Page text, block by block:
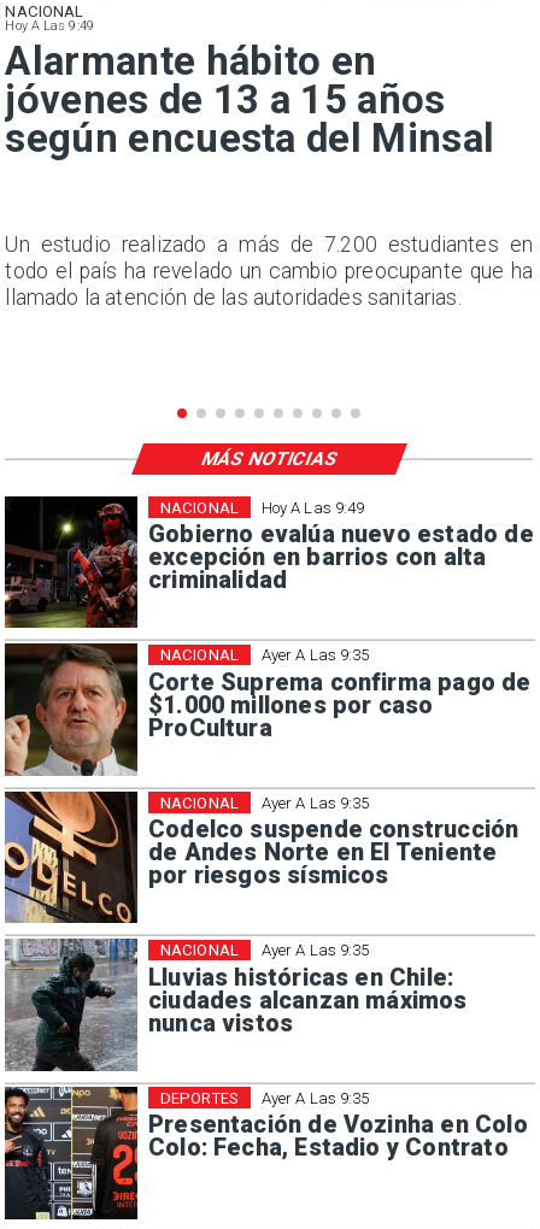
NACIONAL
Hoy A Las 9:49
Alarmante hábito en
jóvenes de 13 a 15 años
según encuesta del Minsal
Un estudio realizado a más de 7.200 estudiantes en
todo el país ha revelado un cambio preocupante que ha
llamado la atención de las autoridades sanitarias.
Hoy A Las 9:49
Gobierno evalúa nuevo estado de
excepción en barrios con alta
criminalidad
NACIONAL
Ayer A Las 9:35
Corte Suprema confirma pago de
$1.000 millones por caso
ProCultura
NACIONAL
Ayer A Las 9:35
Codelco suspende construcción
de Andes Norte en El Teniente
por riesgos sísmicos
NACIONAL
Ayer A Las 9:35
Lluvias históricas en Chile:
ciudades alcanzan máximos
nunca vistos
NACIONAL
Ayer A Las 9:35
Presentación de Vozinha en Colo
Colo: Fecha, Estadio y Contrato
DEPORTES
MÁS NOTICIAS